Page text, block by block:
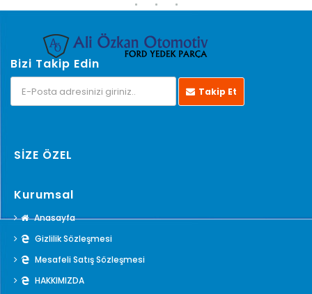
Bizi Takip Edin
Takip Et
SİZE ÖZEL
Kurumsal
Anasayfa
Gizlilik Sözleşmesi
Mesafeli Satış Sözleşmesi
HAKKIMIZDA